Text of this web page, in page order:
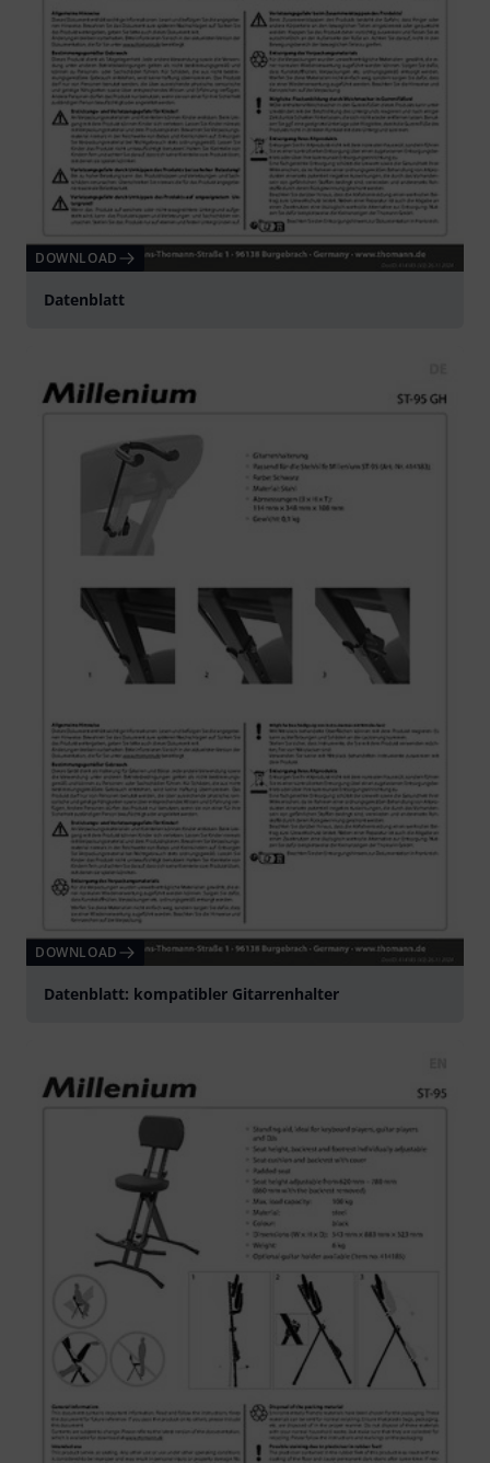
DOWNLOAD
Datenblatt
DOWNLOAD
Datenblatt: kompatibler Gitarrenhalter